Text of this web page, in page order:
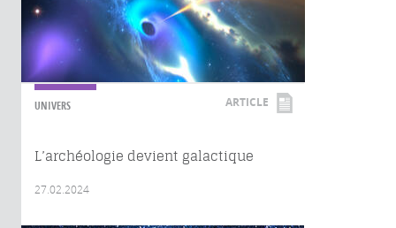
UNIVERS ARTICLE
L’archéologie devient galactique
27.02.2024